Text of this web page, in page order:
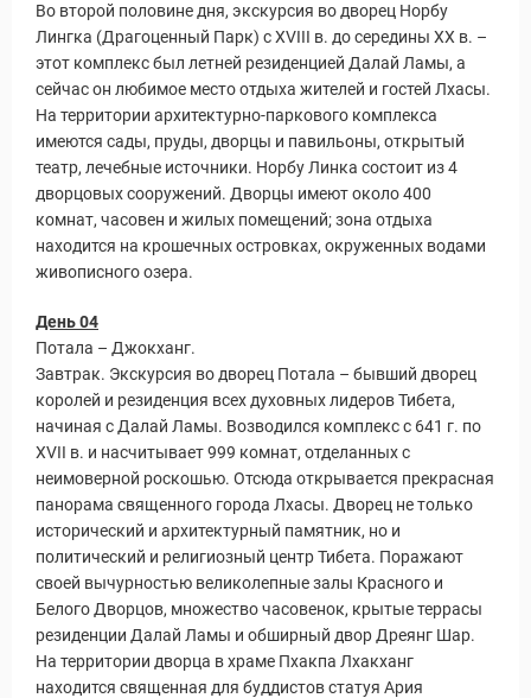
Статьи
Во второй половине дня, экскурсия во дворец Норбу
Лингка (Драгоценный Парк) с XVIII в. до середины XX в. –
этот комплекс был летней резиденцией Далай Ламы, а
сейчас он любимое место отдыха жителей и гостей Лхасы.
На территории архитектурно-паркового комплекса
имеются сады, пруды, дворцы и павильоны, открытый
театр, лечебные источники. Норбу Линка состоит из 4
дворцовых сооружений. Дворцы имеют около 400
комнат, часовен и жилых помещений; зона отдыха
находится на крошечных островках, окруженных водами
живописного озера.
День 04
Потала – Джокханг.
Завтрак. Экскурсия во дворец Потала – бывший дворец
королей и резиденция всех духовных лидеров Тибета,
начиная с Далай Ламы. Возводился комплекс с 641 г. по
XVII в. и насчитывает 999 комнат, отделанных с
неимоверной роскошью. Отсюда открывается прекрасная
панорама священного города Лхасы. Дворец не только
исторический и архитектурный памятник, но и
политический и религиозный центр Тибета. Поражают
своей вычурностью великолепные залы Красного и
Белого Дворцов, множество часовенок, крытые террасы
резиденции Далай Ламы и обширный двор Дреянг Шар.
На территории дворца в храме Пхакпа Лхакханг
находится священная для буддистов статуя Ария